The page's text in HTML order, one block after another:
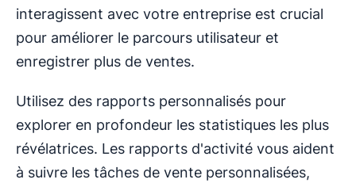
interagissent avec votre entreprise est crucial
pour améliorer le parcours utilisateur et
enregistrer plus de ventes.
Utilisez des rapports personnalisés pour
explorer en profondeur les statistiques les plus
révélatrices. Les rapports d'activité vous aident
à suivre les tâches de vente personnalisées,